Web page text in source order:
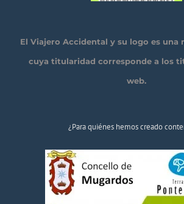
El Viajero Accidental y su logo es una
cuya titularidad corresponde a los
web.
¿Para quiénes hemos creado